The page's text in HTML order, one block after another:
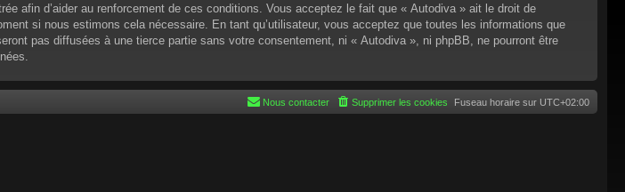
afin d’aider au renforcement de ces conditions. Vous acceptez le fait que « Autodiva » ait le droit de
si nous estimons cela nécessaire. En tant qu’utilisateur, vous acceptez que toutes les informations que
pas diffusées à une tierce partie sans votre consentement, ni « Autodiva », ni phpBB, ne pourront être
Fuseau horaire sur UTC+02:00
Supprimer les cookies
Nous contacter